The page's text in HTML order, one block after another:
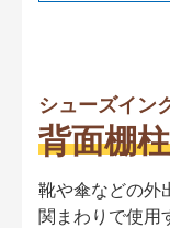
シューズイン
背面棚
靴や傘などの外
関まわりで使用